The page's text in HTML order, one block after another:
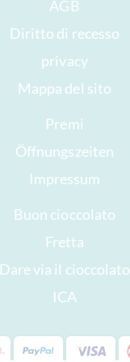
AGB
Diritto di recesso
privacy
Mappa del sito
Premi
Öffnungszeiten
Impressum
Buon cioccolato
Fretta
Dare via il cioccolato
ICA